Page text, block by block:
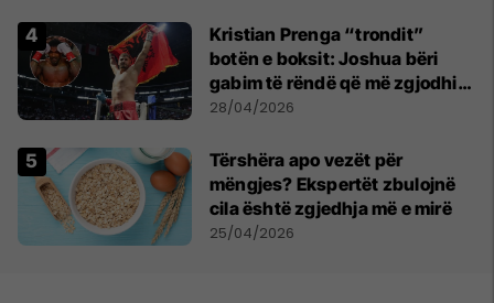
Kristian Prenga “trondit”
botën e boksit: Joshua bëri
gabim të rëndë që më zgjodhi
mua si kundërshtar
28/04/2026
Tërshëra apo vezët për
mëngjes? Ekspertët zbulojnë
cila është zgjedhja më e mirë
25/04/2026